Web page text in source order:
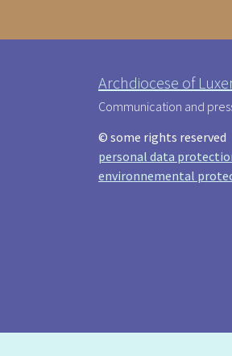
Archdiocese of
Communication and
© some rights reserved
personal data
environnemental